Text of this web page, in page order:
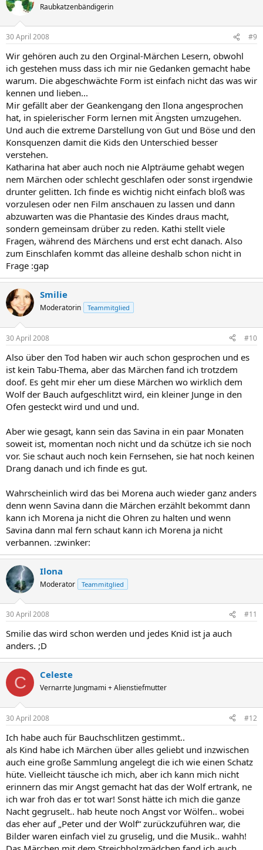
Raubkatzenbändigerin
30 April 2008 #9
Wir gehören auch zu den Orginal-Märchen Lesern, obwohl
ich gestehen muss dass ich mir nie Gedanken gemacht habe
warum. Die abgeschwächte Form ist einfach nicht das was wir
kennen und lieben...
Mir gefällt aber der Geankengang den Ilona angesprochen
hat, in spielerischer Form lernen mit Ängsten umzugehen.
Und auch die extreme Darstellung von Gut und Böse und den
Konsquenzen damit die Kids den Unterschied besser
verstehen.
Katharina hat aber auch noch nie Alpträume gehabt wegen
nem Märchen oder schlecht geschlafen oder sonst irgendwie
drunter gelitten. Ich finde es wichtig nicht einfach bloß was
vorzulesen oder nen Film anschauen zu lassen und dann
abzuwarten was die Phantasie des Kindes draus macht,
sondern gemeinsam drüber zu reden. Kathi stellt viele
Fragen, während des Märchens und erst echt danach. Also
zum Einschlafen kommt das alleine deshalb schon nicht in
Frage :gap
Smilie
Moderatorin Teammitglied
30 April 2008 #10
Also über den Tod haben wir auch schon gesprochen und es
ist kein Tabu-Thema, aber das Märchen fand ich trotzdem
doof. Es geht mir eher um diese Märchen wo wirklich dem
Wolf der Bauch aufgeschlitzt wird, ein kleiner Junge in den
Ofen gesteckt wird und und und.
Aber wie gesagt, kann sein das Savina in ein paar Monaten
soweit ist, momentan noch nicht und da schütze ich sie noch
vor. Sie schaut auch noch kein Fernsehen, sie hat noch keinen
Drang danach und ich finde es gut.
Wahrscheinlich wird das bei Morena auch wieder ganz anders
denn wenn Savina dann die Märchen erzählt bekommt dann
kann ich Morena ja nicht die Ohren zu halten und wenn
Savina dann mal fern schaut kann ich Morena ja nicht
verbannen. :zwinker:
Ilona
Moderator Teammitglied
30 April 2008 #11
Smilie das wird schon werden und jedes Knid ist ja auch
anders. ;D
C Celeste
Vernarrte Jungmami + Alienstiefmutter
30 April 2008 #12
Ich habe auch für Bauchschlitzen gestimmt..
als Kind habe ich Märchen über alles geliebt und inzwischen
auch eine große Sammlung angelegt die ich wie einen Schatz
hüte. Vielleicht täusche ich mich, aber ich kann mich nicht
erinnern das mir Angst gemacht hat das der Wolf ertrank, ne
ich war froh das er tot war! Sonst hätte ich mich die ganze
Nacht gegruselt.. hab heute noch Angst vor Wölfen.. wobei
das eher auf „Peter und der Wolf“ zurückzuführen war, die
Bilder waren einfach viel zu gruselig, und die Musik.. wahh!